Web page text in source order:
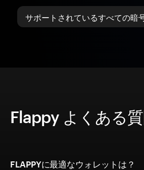
サポートされているすべての暗
Flappy よくある
FLAPPYに最適なウォレットは？